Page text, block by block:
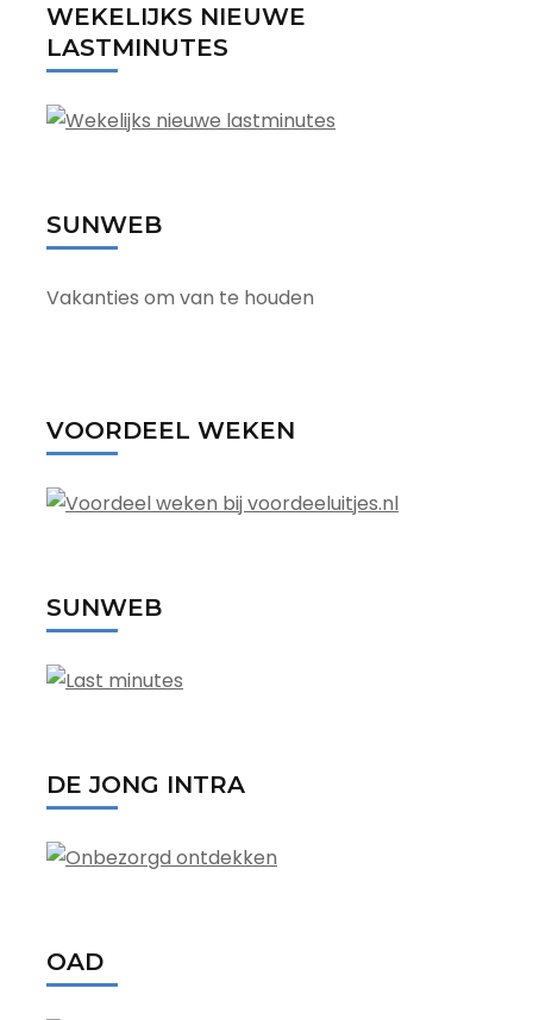
WEKELIJKS NIEUWE
LASTMINUTES
SUNWEB
Vakanties om van te houden
VOORDEEL WEKEN
SUNWEB
DE JONG INTRA
OAD